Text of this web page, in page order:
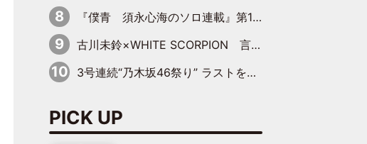
『僕青 須永心海のソロ連載』第18回：「バーゲンセールハンターみうな inしまむら」編
古川未鈴×WHITE SCORPION 言葉が背中を押した“それぞれの決意”
3号連続“乃木坂46祭り” ラストを飾るのは賀喜遥香…5年ぶりの登場に「5年分大人になった私を見ていただけたら」
PICK UP